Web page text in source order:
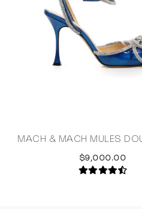
MACH & MACH MULES
$9,000.00